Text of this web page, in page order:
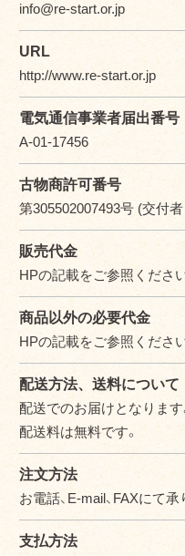
info@re-start.or.jp
URL
http://www.re-start.or.jp
電気通信事業者届出番号
A-01-17456
古物商許可番号
第305502007493号 (交付者
販売代金
HPの記載をご参照ください
商品以外の必要代金
HPの記載をご参照くださ
配送方法、送料について
配送でのお届けとなりま
配送料は無料です。
注文方法
お電話、E-mail、FAXにて承
支払方法